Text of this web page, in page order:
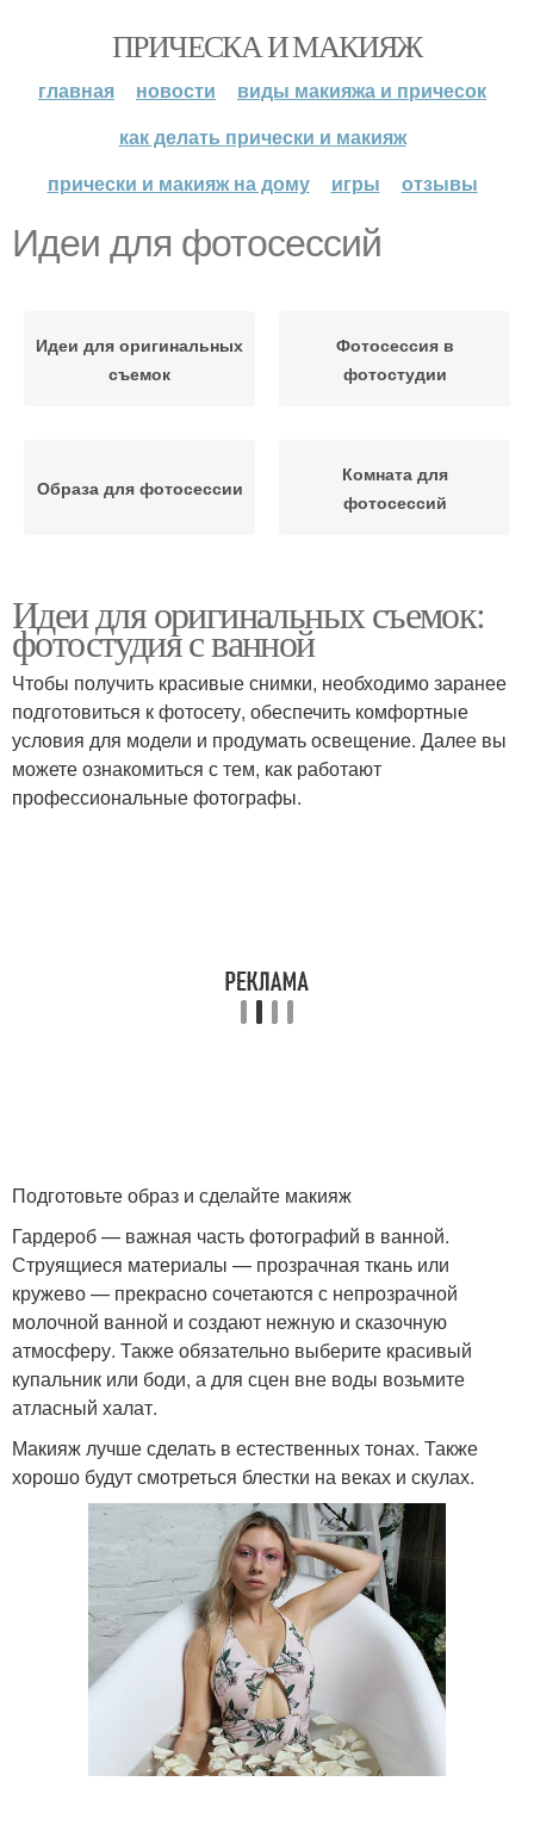
ПРИЧЕСКА И МАКИЯЖ
главная новости
виды макияжа и причесок
как делать прически и макияж
прически и макияж на дому
игры отзывы
Идеи для фотосессий
Идеи для оригинальных
съемок
Фотосессия в
фотостудии
Образа для фотосессии
Комната для
фотосессий
Идеи для оригинальных съемок:
фотостудия с ванной
Чтобы получить красивые снимки, необходимо заранее
подготовиться к фотосету, обеспечить комфортные
условия для модели и продумать освещение. Далее вы
можете ознакомиться с тем, как работают
профессиональные фотографы.
Подготовьте образ и сделайте макияж
Гардероб — важная часть фотографий в ванной.
Струящиеся материалы — прозрачная ткань или
кружево — прекрасно сочетаются с непрозрачной
молочной ванной и создают нежную и сказочную
атмосферу. Также обязательно выберите красивый
купальник или боди, а для сцен вне воды возьмите
атласный халат.
Макияж лучше сделать в естественных тонах. Также
хорошо будут смотреться блестки на веках и скулах.